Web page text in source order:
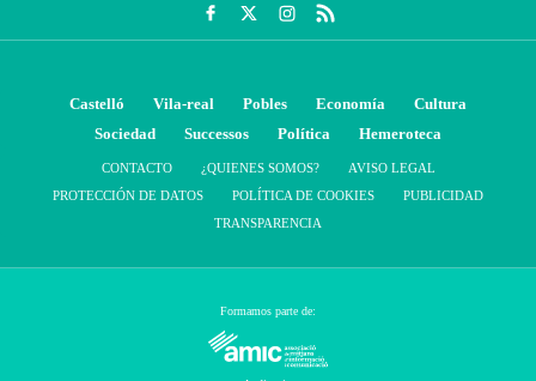
Castelló Vila-real Pobles Economía
Cultura
Sociedad
Successos Política Hemeroteca
CONTACTO ¿QUIENES SOMOS?
AVISO LEGAL
PROTECCIÓN DE DATOS
POLÍTICA DE COOKIES
PUBLICIDAD
TRANSPARENCIA
Formamos parte de: